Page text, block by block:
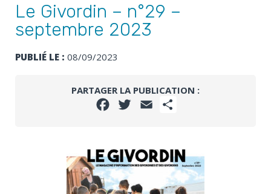
Le Givordin – n°29 –
septembre 2023
PUBLIÉ LE : 08/09/2023
PARTAGER LA PUBLICATION :
FACEBOOKTWITTER
EMAIL